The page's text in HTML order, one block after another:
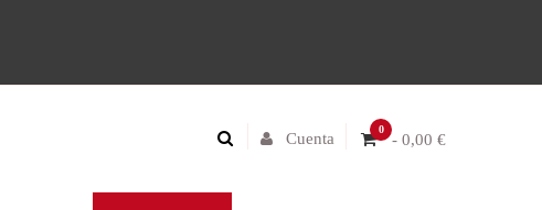
0
- 0,00 €
Cuenta